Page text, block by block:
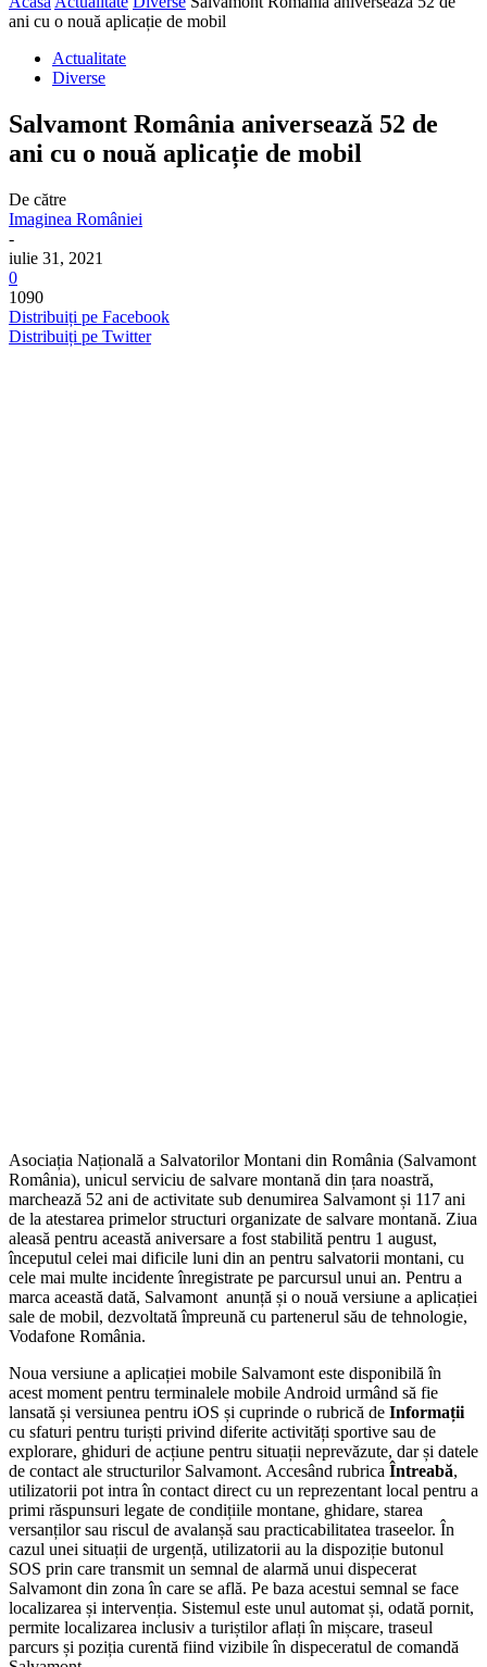
ani cu o nouă aplicație de mobil
Actualitate
Diverse
Salvamont România aniversează 52 de
ani cu o nouă aplicație de mobil
De către
Imaginea României
-
iulie 31, 2021
0
1090
Distribuiți pe Facebook
Distribuiți pe Twitter
Asociația Națională a Salvatorilor Montani din România (Salvamont
România), unicul serviciu de salvare montană din țara noastră,
marchează 52 ani de activitate sub denumirea Salvamont și 117 ani
de la atestarea primelor structuri organizate de salvare montană. Ziua
aleasă pentru această aniversare a fost stabilită pentru 1 august,
începutul celei mai dificile luni din an pentru salvatorii montani, cu
cele mai multe incidente înregistrate pe parcursul unui an. Pentru a
marca această dată, Salvamont anunță și o nouă versiune a aplicației
sale de mobil, dezvoltată împreună cu partenerul său de tehnologie,
Vodafone România.
Noua versiune a aplicației mobile Salvamont este disponibilă în
acest moment pentru terminalele mobile Android urmând să fie
lansată și versiunea pentru iOS și cuprinde o rubrică de Informații
cu sfaturi pentru turiști privind diferite activități sportive sau de
explorare, ghiduri de acțiune pentru situații neprevăzute, dar și datele
de contact ale structurilor Salvamont. Accesând rubrica Întreabă,
utilizatorii pot intra în contact direct cu un reprezentant local pentru a
primi răspunsuri legate de condițiile montane, ghidare, starea
versanților sau riscul de avalanșă sau practicabilitatea traseelor. În
cazul unei situații de urgență, utilizatorii au la dispoziție butonul
SOS prin care transmit un semnal de alarmă unui dispecerat
Salvamont din zona în care se află. Pe baza acestui semnal se face
localizarea și intervenția. Sistemul este unul automat și, odată pornit,
permite localizarea inclusiv a turiștilor aflați în mișcare, traseul
parcurs și poziția curentă fiind vizibile în dispeceratul de comandă